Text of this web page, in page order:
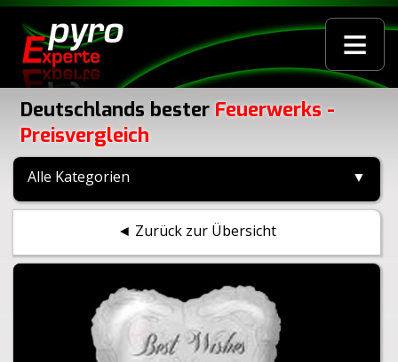
≡
Deutschlands bester Feuerwerks -
Preisvergleich
Alle Kategorien ▼
◄ Zurück zur Übersicht